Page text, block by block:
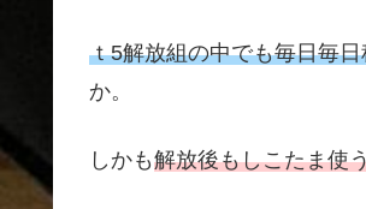
ｔ5解放組の中でも毎日毎
か。
しかも解放後もしこたま使